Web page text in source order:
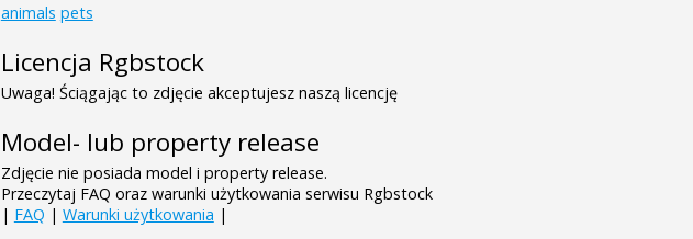
animals pets
Licencja Rgbstock
Uwaga! Ściągając to zdjęcie akceptujesz naszą licencję
Model- lub property release
Zdjęcie nie posiada model i property release.
Przeczytaj FAQ oraz warunki użytkowania serwisu Rgbstock
| FAQ | Warunki użytkowania |